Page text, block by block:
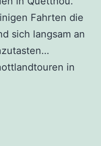
Fahrten die
sich langsam an
in